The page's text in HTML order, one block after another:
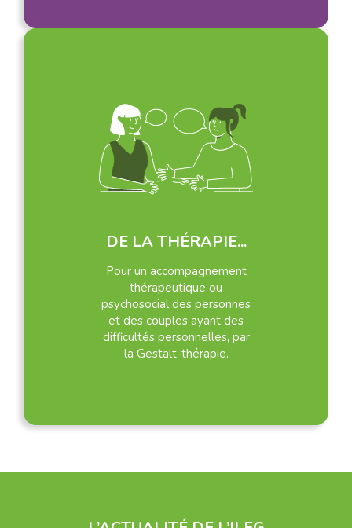
DE LA THÉRAPIE...
Pour un accompagnement
thérapeutique ou
psychosocial des personnes
et des couples ayant des
difficultés personnelles, par
la Gestalt-thérapie.